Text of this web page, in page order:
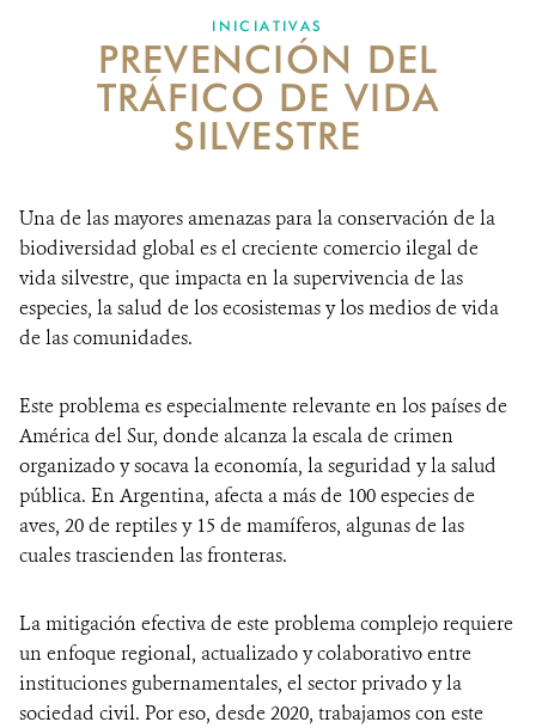
DONA
INICIATIVAS
PREVENCIÓN DEL
TRÁFICO DE VIDA
SILVESTRE
Una de las mayores amenazas para la conservación de la
biodiversidad global es el creciente comercio ilegal de
vida silvestre, que impacta en la supervivencia de las
especies, la salud de los ecosistemas y los medios de vida
de las comunidades.
Este problema es especialmente relevante en los países de
América del Sur, donde alcanza la escala de crimen
organizado y socava la economía, la seguridad y la salud
pública. En Argentina, afecta a más de 100 especies de
aves, 20 de reptiles y 15 de mamíferos, algunas de las
cuales trascienden las fronteras.
La mitigación efectiva de este problema complejo requiere
un enfoque regional, actualizado y colaborativo entre
instituciones gubernamentales, el sector privado y la
sociedad civil. Por eso, desde 2020, trabajamos con este